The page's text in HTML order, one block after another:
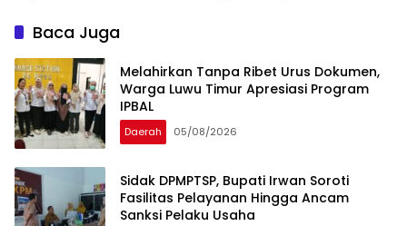
Ditindaklanjuti
Baca Juga
Melahirkan Tanpa Ribet Urus Dokumen,
Warga Luwu Timur Apresiasi Program
IPBAL
Daerah 05/08/2026
Sidak DPMPTSP, Bupati Irwan Soroti
Fasilitas Pelayanan Hingga Ancam
Sanksi Pelaku Usaha